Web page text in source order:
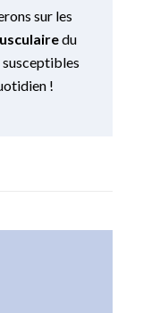
sur les
du
susceptibles
!